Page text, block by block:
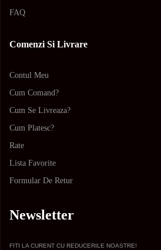
FAQ
Comenzi Si Livrare
Contul Meu
Cum Comand?
Cum Se Livreaza?
Cum Platesc?
Rate
Lista Favorite
Formular De Retur
Newsletter
FITI LA CURENT CU REDUCERILE NOASTRE!